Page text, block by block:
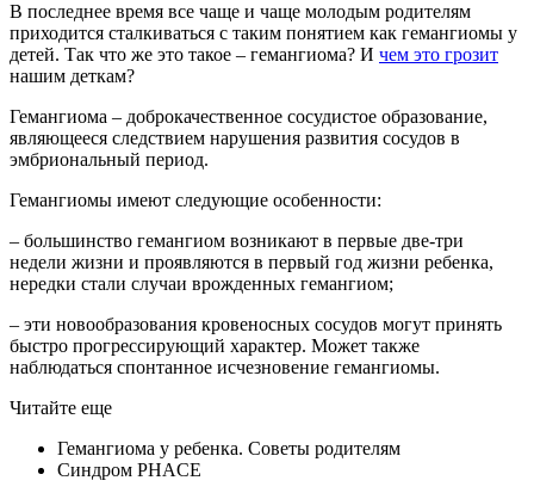
В последнее время все чаще и чаще молодым родителям
приходится сталкиваться с таким понятием как гемангиомы у
детей. Так что же это такое – гемангиома? И чем это грозит
нашим деткам?
Гемангиома – доброкачественное сосудистое образование,
являющееся следствием нарушения развития сосудов в
эмбриональный период.
Гемангиомы имеют следующие особенности:
– большинство гемангиом возникают в первые две-три
недели жизни и проявляются в первый год жизни ребенка,
нередки стали случаи врожденных гемангиом;
– эти новообразования кровеносных сосудов могут принять
быстро прогрессирующий характер. Может также
наблюдаться спонтанное исчезновение гемангиомы.
Читайте еще
Гемангиома у ребенка. Советы родителям
Синдром PHACE